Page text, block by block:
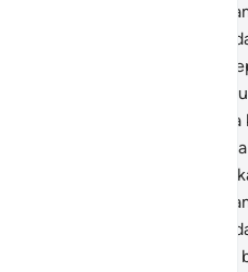
lamanya hingga ke hari
yang lain dari Allah, yang
cahaya yang menerangi
mengapa kamu tidak
memahami dan
katakanlah lagi:
menjadikan siang kepada
lamanya hingga ke hari
yang lain dari Allah, yang
kepada kamu untuk kamu